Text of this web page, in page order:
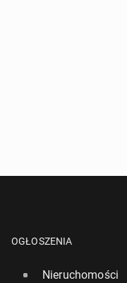
OGŁOSZENIA
Nieruchomości